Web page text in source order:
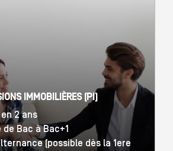
IMMOBILIÈRES (PI)
2 ans
Bac à Bac+1
(possible dès la 1ere